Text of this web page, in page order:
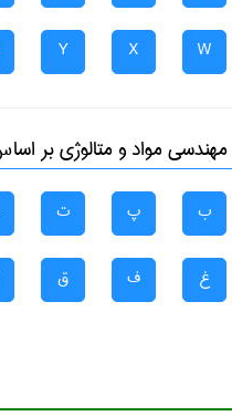
W
X
Y
مهندسی مواد و متالوژیبر
ب پ ت
غ ف ق